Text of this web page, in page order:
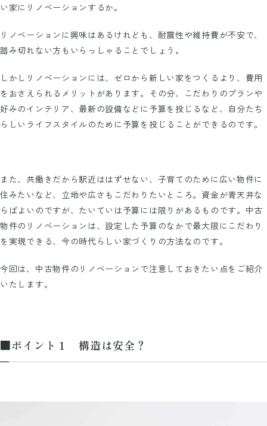
い家にリノベーションするか。
リノベーションに興味はあるけれども、耐震性や維持費が不安で、
踏み切れない方もいらっしゃることでしょう。
しかしリノベーションには、ゼロから新しい家をつくるより、費用
をおさえられるメリットがあります。その分、こだわりのプランや
好みのインテリア、最新の設備などに予算を投じるなど、自分たち
らしいライフスタイルのために予算を投じることができるのです。
また、共働きだから駅近ははずせない、子育てのために広い物件に
住みたいなど、立地や広さもこだわりたいところ。資金が青天井な
らばよいのですが、たいていは予算には限りがあるものです。中古
物件のリノベーションは、設定した予算のなかで最大限にこだわり
を実現できる、今の時代らしい家づくりの方法なのです。
今回は、中古物件のリノベーションで注意しておきたい点をご紹介
いたします。
■ポイント１ 構造は安全？